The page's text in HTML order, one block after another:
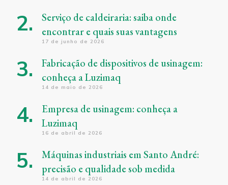
Serviço de caldeiraria: saiba onde
encontrar e quais suas vantagens
17 de junho de 2026
Fabricação de dispositivos de usinagem:
conheça a Luzimaq
14 de maio de 2026
Empresa de usinagem: conheça a
Luzimaq
16 de abril de 2026
Máquinas industriais em Santo André:
precisão e qualidade sob medida
14 de abril de 2026